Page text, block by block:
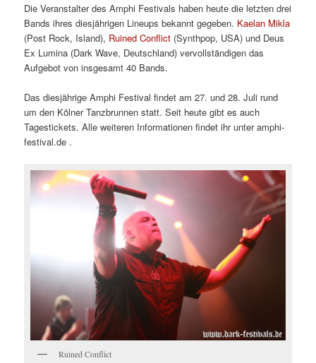
Die Veranstalter des Amphi Festivals haben heute die letzten drei
Bands ihres diesjährigen Lineups bekannt gegeben. Kaelan Mikla
(Post Rock, Island), Ruined Conflict (Synthpop, USA) und Deus
Ex Lumina (Dark Wave, Deutschland) vervollständigen das
Aufgebot von insgesamt 40 Bands.
Das diesjährige Amphi Festival findet am 27. und 28. Juli rund
um den Kölner Tanzbrunnen statt. Seit heute gibt es auch
Tagestickets. Alle weiteren Informationen findet ihr unter amphi-
festival.de .
Ruined Conflict